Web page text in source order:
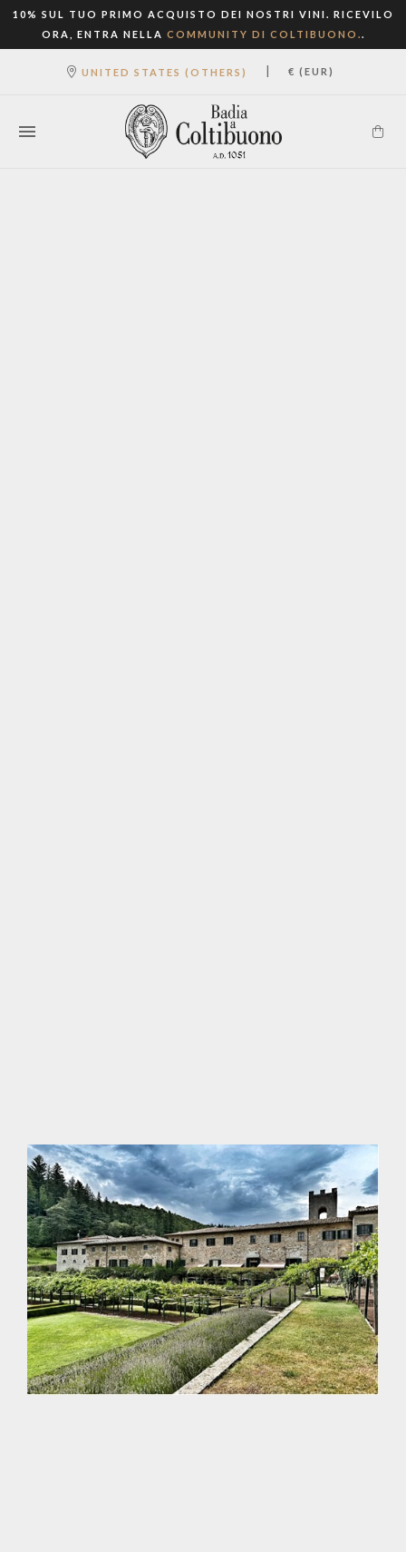
10% SUL TUO PRIMO ACQUISTO DEI NOSTRI VINI. RICEVILO
ORA, ENTRA NELLA COMMUNITY DI COLTIBUONO..
UNITED STATES (OTHERS) | € (EUR)